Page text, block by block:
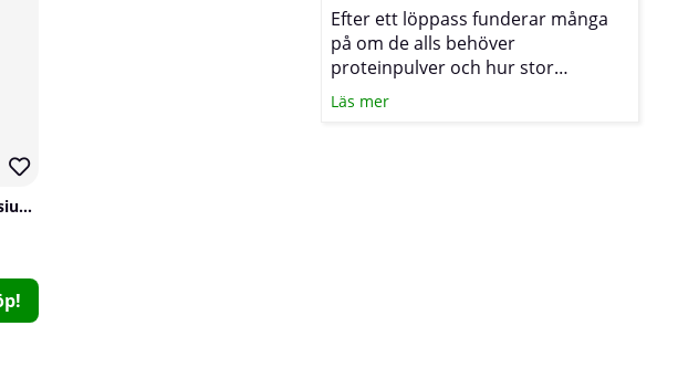
Swedish Supplements Potassium, 90 caps
Efter ett löppass funderar många
på om de alls behöver
proteinpulver och hur stor
portionen i så fall bör vara. Det
Läs mer